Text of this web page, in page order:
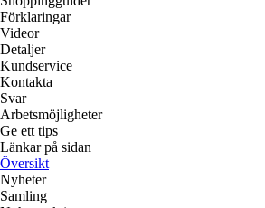
Förklaringar
Videor
Detaljer
Kundservice
Kontakta
Svar
Arbetsmöjligheter
Ge ett tips
Länkar på sidan
Översikt
Nyheter
Samling